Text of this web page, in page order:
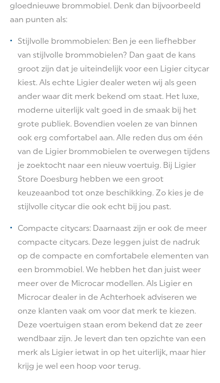
gloednieuwe brommobiel. Denk dan bijvoorbeeld
aan punten als:
Stijlvolle brommobielen: Ben je een liefhebber
van stijlvolle brommobielen? Dan gaat de kans
groot zijn dat je uiteindelijk voor een Ligier citycar
kiest. Als echte Ligier dealer weten wij als geen
ander waar dit merk bekend om staat. Het luxe,
moderne uiterlijk valt goed in de smaak bij het
grote publiek. Bovendien voelen ze van binnen
ook erg comfortabel aan. Alle reden dus om één
van de Ligier brommobielen te overwegen tijdens
je zoektocht naar een nieuw voertuig. Bij Ligier
Store Doesburg hebben we een groot
keuzeaanbod tot onze beschikking. Zo kies je de
stijlvolle citycar die ook echt bij jou past.
Compacte citycars: Daarnaast zijn er ook de meer
compacte citycars. Deze leggen juist de nadruk
op de compacte en comfortabele elementen van
een brommobiel. We hebben het dan juist weer
meer over de Microcar modellen. Als Ligier en
Microcar dealer in de Achterhoek adviseren we
onze klanten vaak om voor dat merk te kiezen.
Deze voertuigen staan erom bekend dat ze zeer
wendbaar zijn. Je levert dan ten opzichte van een
merk als Ligier ietwat in op het uiterlijk, maar hier
krijg je wel een hoop voor terug.